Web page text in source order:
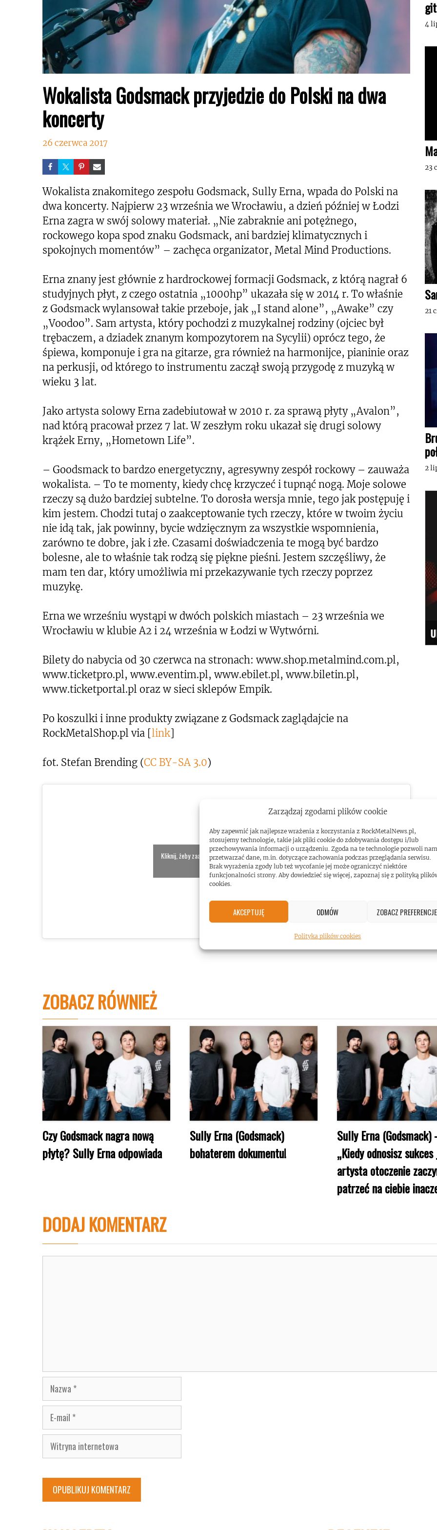
Zarządzaj zgodami plików cookie
Aby zapewnić jak najlepsze wrażenia z korzystania z RockMetalNews.pl,
stosujemy technologie, takie jak pliki cookie do zdobywania dostępu i/lub
przechowywania informacji o urządzeniu. Zgoda na te technologie pozwoli nam
przetwarzać dane, m.in. dotyczące zachowania podczas przeglądania serwisu.
Brak wyrażenia zgody lub też wycofanie jej może ograniczyć niektóre
funkcjonalności strony. Aby dowiedzieć się więcej, zapoznaj się z polityką
cookies.
AKCEPTUJĘ ODMÓW ZOBACZ PREFERENCJE
Polityka plików cookies
Wokalista Godsmack przyjedzie do Polski na dwa
koncerty
26 czerwca 2017
Wokalista znakomitego zespołu Godsmack, Sully Erna, wpada do Polski na
dwa koncerty. Najpierw 23 września we Wrocławiu, a dzień później w Łodzi
Erna zagra w swój solowy materiał. „Nie zabraknie ani potężnego,
rockowego kopa spod znaku Godsmack, ani bardziej klimatycznych i
spokojnych momentów” – zachęca organizator, Metal Mind Productions.
Erna znany jest głównie z hardrockowej formacji Godsmack, z którą nagrał 6
studyjnych płyt, z czego ostatnia „1000hp” ukazała się w 2014 r. To właśnie
z Godsmack wylansował takie przeboje, jak „I stand alone”, „Awake” czy
„Voodoo”. Sam artysta, który pochodzi z muzykalnej rodziny (ojciec był
trębaczem, a dziadek znanym kompozytorem na Sycylii) oprócz tego, że
śpiewa, komponuje i gra na gitarze, gra również na harmonijce, pianinie oraz
na perkusji, od którego to instrumentu zaczął swoją przygodę z muzyką w
wieku 3 lat.
Jako artysta solowy Erna zadebiutował w 2010 r. za sprawą płyty „Avalon”,
nad którą pracował przez 7 lat. W zeszłym roku ukazał się drugi solowy
krążek Erny, „Hometown Life”.
– Goodsmack to bardzo energetyczny, agresywny zespół rockowy – zauważa
wokalista. – To te momenty, kiedy chcę krzyczeć i tupnąć nogą. Moje solowe
rzeczy są dużo bardziej subtelne. To dorosła wersja mnie, tego jak postępuję i
kim jestem. Chodzi tutaj o zaakceptowanie tych rzeczy, które w twoim życiu
nie idą tak, jak powinny, bycie wdzięcznym za wszystkie wspomnienia,
zarówno te dobre, jak i złe. Czasami doświadczenia te mogą być bardzo
bolesne, ale to właśnie tak rodzą się piękne pieśni. Jestem szczęśliwy, że
mam ten dar, który umożliwia mi przekazywanie tych rzeczy poprzez
muzykę.
Erna we wrześniu wystąpi w dwóch polskich miastach – 23 września we
Wrocławiu w klubie A2 i 24 września w Łodzi w Wytwórni.
Bilety do nabycia od 30 czerwca na stronach: www.shop.metalmind.com.pl,
www.ticketpro.pl, www.eventim.pl, www.ebilet.pl, www.biletin.pl,
www.ticketportal.pl oraz w sieci sklepów Empik.
Po koszulki i inne produkty związane z Godsmack zaglądajcie na
RockMetalShop.pl via [link]
fot. Stefan Brending (CC BY-SA 3.0)
Kliknij, żeby zaakceptować marketing pliki cookies i
włączyć tę treść
4
23
21
2
ZOBACZ RÓWNIEŻ
Czy Godsmack nagra nową
płytę? Sully Erna odpowiada
Sully Erna (Godsmack)
bohaterem dokumentu!
Sully Erna (Godsmack)
„Kiedy odnosisz
artysta otoczenie
patrzeć na ciebie
DODAJ KOMENTARZ
Nazwa
E-
mail
Witryna
internetowa